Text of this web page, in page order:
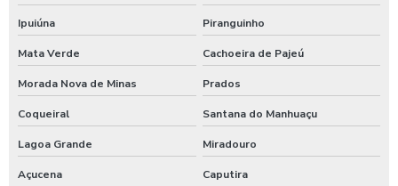
Ipuiúna Piranguinho
Mata Verde Cachoeira de Pajeú
Morada Nova de Minas Prados
Coqueiral Santana do Manhuaçu
Lagoa Grande Miradouro
Açucena Caputira